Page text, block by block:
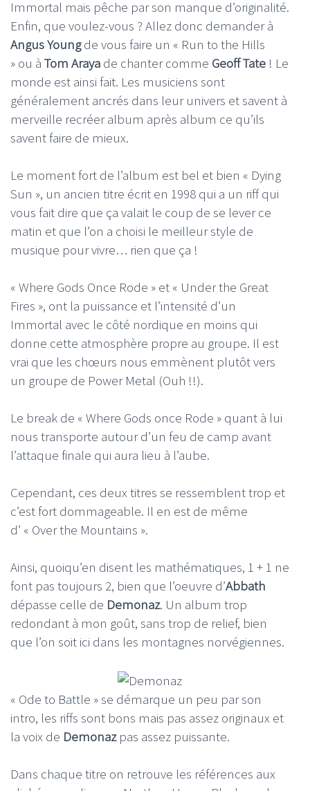
Immortal mais pêche par son manque d’originalité.
Enfin, que voulez-vous ? Allez donc demander à
Angus Youngde vous faire un « Run to the Hills
» ou à Tom Araya de chanter comme Geoff Tate ! Le
monde est ainsi fait. Les musiciens sont
généralement ancrés dans leur univers et savent à
merveille recréer album après album ce qu’ils
savent faire de mieux.
Le moment fort de l’album est bel et bien « Dying
Sun », un ancien titre écrit en 1998 qui a un riff qui
vous fait dire que ça valait le coup de se lever ce
matin et que l’on a choisi le meilleur style de
musique pour vivre… rien que ça !
« Where Gods Once Rode » et « Under the Great
Fires », ont la puissance et l’intensité d’un
Immortal avec le côté nordique en moins qui
donne cette atmosphère propre au groupe. Il est
vrai que les chœurs nous emmènent plutôt vers
un groupe de Power Metal (Ouh !!).
Le break de « Where Gods once Rode » quant à lui
nous transporte autour d’un feu de camp avant
l’attaque finale qui aura lieu à l’aube.
Cependant, ces deux titres se ressemblent trop et
c’est fort dommageable. Il en est de même
d’ « Over the Mountains ».
Ainsi, quoiqu’en disent les mathématiques, 1 + 1 ne
font pas toujours 2, bien que l’oeuvre d’Abbath
dépasse celle de Demonaz. Un album trop
redondant à mon goût, sans trop de relief, bien
que l’on soit ici dans les montagnes norvégiennes.
« Ode to Battle » se démarque un peu par son
intro, les riffs sont bons mais pas assez originaux et
la voix de Demonazpas assez puissante.
Dans chaque titre on retrouve les références aux